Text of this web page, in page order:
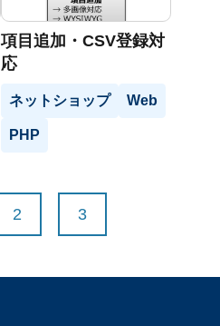
項目追加・CSV登録対
応
ネットショップ Web
PHP
2 3